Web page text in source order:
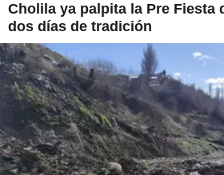
Cholila ya palpita la Pre Fiesta
dos días de tradición